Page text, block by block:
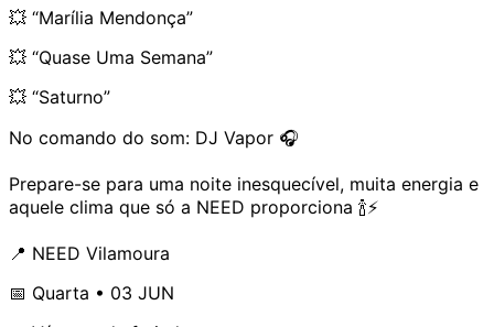
💥 “Marília Mendonça”
💥 “Quase Uma Semana”
💥 “Saturno”
No comando do som: DJ Vapor 🎧
Prepare-se para uma noite inesquecível, muita energia e
aquele clima que só a NEED proporciona 🍾⚡
📍 NEED Vilamoura
📅 Quarta • 03 JUN